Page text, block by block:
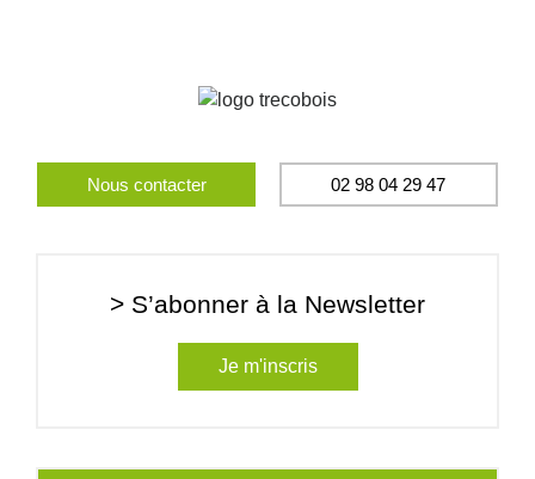
Nous contacter 02 98 04 29 47
> S’abonner à la Newsletter
Je m'inscris